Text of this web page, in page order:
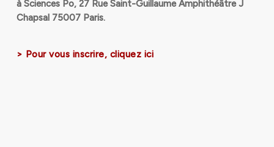
à Sciences Po, 27 Rue Saint-Guillaume Amphithéâtre J
Chapsal 75007 Paris.
> Pour vous inscrire, cliquez ici